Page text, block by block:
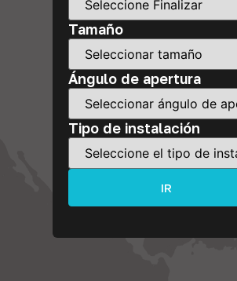
Tamaño
Ángulo de apertura
Tipo de instalación
IR